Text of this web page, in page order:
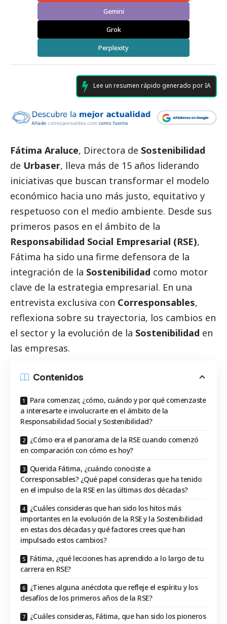
Gemini
Grok
Perplexity
Lee un resumen rápido generado por IA
Fátima Araluce, Directora de Sostenibilidad
de Urbaser, lleva más de 15 años liderando
iniciativas que buscan transformar el modelo
económico hacia uno más justo, equitativo y
respetuoso con el medio ambiente. Desde sus
primeros pasos en el ámbito de la
Responsabilidad Social Empresarial (RSE),
Fátima ha sido una firme defensora de la
integración de la Sostenibilidad como motor
clave de la estrategia empresarial. En una
entrevista exclusiva con Corresponsables,
reflexiona sobre su trayectoria, los cambios en
el sector y la evolución de la Sostenibilidad en
las empresas.
Contenidos
Para comenzar, ¿cómo, cuándo y por qué comenzaste
a interesarte e involucrarte en el ámbito de la
Responsabilidad Social y Sostenibilidad?
¿Cómo era el panorama de la RSE cuando comenzó
en comparación con cómo es hoy?
Querida Fátima, ¿cuándo conociste a
Corresponsables? ¿Qué papel consideras que ha tenido
en el impulso de la RSE en las últimas dos décadas?
¿Cuáles consideras que han sido los hitos más
importantes en la evolución de la RSE y la Sostenibilidad
en estas dos décadas y qué factores crees que han
impulsado estos cambios?
Fátima, ¿qué lecciones has aprendido a lo largo de tu
carrera en RSE?
¿Tienes alguna anécdota que refleje el espíritu y los
desafíos de los primeros años de la RSE?
¿Cuáles consideras, Fátima, que han sido los pioneros